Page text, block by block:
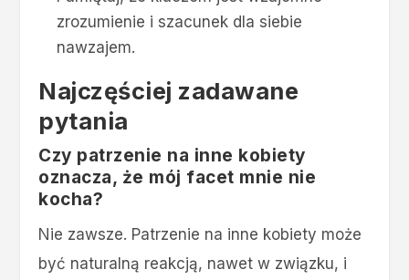
zrozumienie i szacunek dla siebie
nawzajem.
Najczęściej zadawane
pytania
Czy patrzenie na inne kobiety
oznacza, że mój facet mnie nie
kocha?
Nie zawsze. Patrzenie na inne kobiety może
być naturalną reakcją, nawet w związku, i